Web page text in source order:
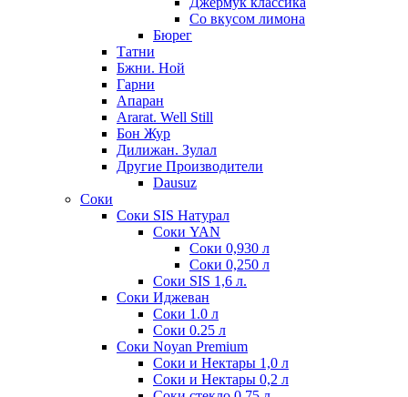
Со вкусом лимона
Бюрег
Татни
Бжни. Ной
Гарни
Апаран
Ararat. Well Still
Бон Жур
Дилижан. Зулал
Другие Производители
Dausuz
Соки
Соки SIS Натурал
Соки YAN
Соки 0,930 л
Соки 0,250 л
Соки SIS 1,6 л.
Соки Иджеван
Соки 1.0 л
Соки 0.25 л
Соки Noyan Premium
Соки и Нектары 1,0 л
Соки и Нектары 0,2 л